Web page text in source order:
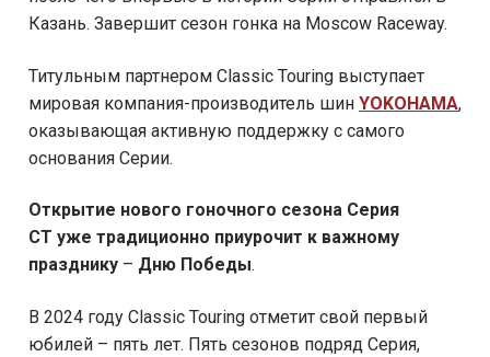
Казань. Завершит сезон гонка на Moscow Raceway.
Титульным партнером Classic Touring выступает
мировая компания-производитель шин YOKOHAMA,
оказывающая активную поддержку с самого
основания Серии.
Открытие нового гоночного сезона Серия
CT уже традиционно приурочит к важному
празднику – Дню Победы.
В 2024 году Classic Touring отметит свой первый
юбилей – пять лет. Пять сезонов подряд Серия,